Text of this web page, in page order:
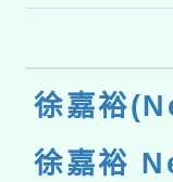
徐嘉裕
徐嘉裕